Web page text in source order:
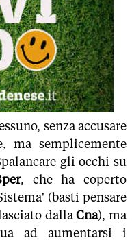
senza accusare
ma semplicemente
gli occhi su
, che ha coperto
(basti pensare
dallaCna), ma
ad aumentarsi i